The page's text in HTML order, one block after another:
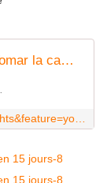
Goldwing Unsersbande en direction Tomar la campagne portugaise 1